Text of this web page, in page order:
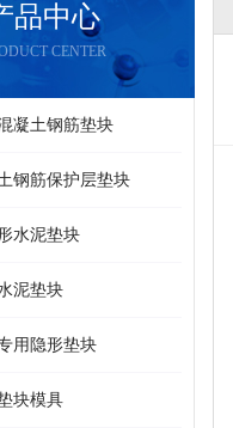
品中心
CENTER
凝土钢筋垫块
钢筋保护层垫块
水泥垫块
泥垫块
用隐形垫块
块模具